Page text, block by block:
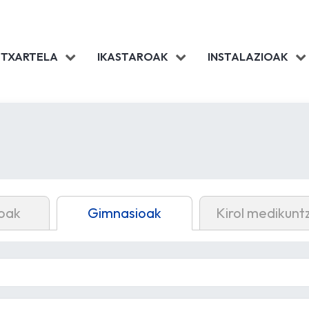
IKASTAROAK INSTALAZIOAK
Gimnasioak Kirol